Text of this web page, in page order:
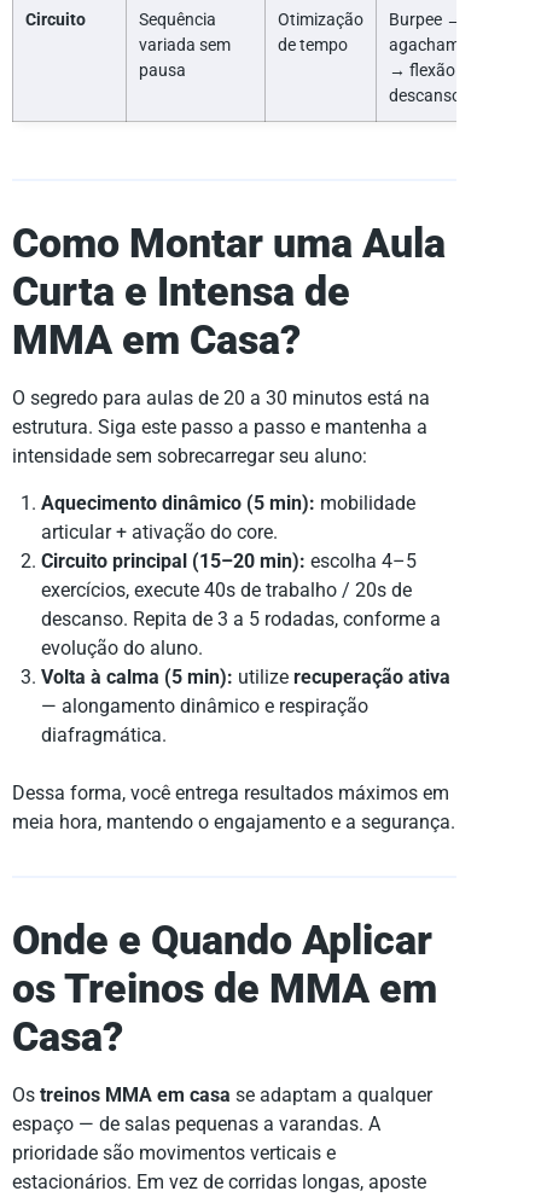
Circuito
Sequência
variada sem
pausa
Otimização
de tempo
Burpee →
agachamento
→ flexão →
descanso
Como Montar uma Aula
Curta e Intensa de
MMA em Casa?
O segredo para aulas de 20 a 30 minutos está na
estrutura. Siga este passo a passo e mantenha a
intensidade sem sobrecarregar seu aluno:
Aquecimento dinâmico (5 min): mobilidade
articular + ativação do core.
Circuito principal (15–20 min): escolha 4–5
exercícios, execute 40s de trabalho / 20s de
descanso. Repita de 3 a 5 rodadas, conforme a
evolução do aluno.
Volta à calma (5 min): utilize recuperação ativa
— alongamento dinâmico e respiração
diafragmática.
Dessa forma, você entrega resultados máximos em
meia hora, mantendo o engajamento e a segurança.
Onde e Quando Aplicar
os Treinos de MMA em
Casa?
Os treinos MMA em casa se adaptam a qualquer
espaço — de salas pequenas a varandas. A
prioridade são movimentos verticais e
estacionários. Em vez de corridas longas, aposte